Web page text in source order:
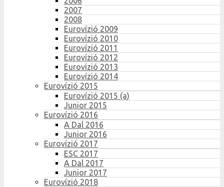
2007
2008
Eurovízió 2009
Eurovízió 2010
Eurovízió 2011
Eurovízió 2012
Eurovízió 2013
Eurovízió 2014
Eurovízió 2015
Eurovízió 2015 (a)
Junior 2015
Eurovízió 2016
A Dal 2016
Junior 2016
Eurovízió 2017
ESC 2017
A Dal 2017
Junior 2017
Eurovízió 2018